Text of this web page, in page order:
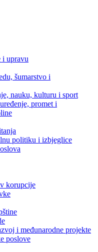
i upravu
šumarstvo i
nauku, kulturu i sport
promet i
politiku i izbjeglice
korupcije
i međunarodne projekte
poslove